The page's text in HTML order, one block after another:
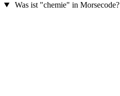
Was ist "chemie" in Morsecode?